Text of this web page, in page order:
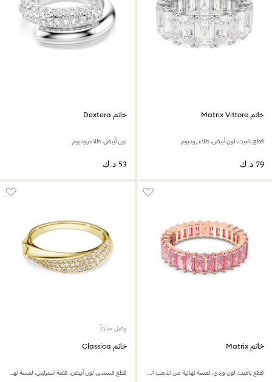
خاتم Matrix Vittore
قطع باغيت، لون أبيض، طلاء روديوم
خاتم Dextera
لون أبيض، طلاء روديوم
خاتم Matrix
قطع باغيت، لون وردي، لمسة نهائية من الذهب الوردي عيار 18 قيراط
وصل حديثاً
خاتم Classica
قطع مُستدير، لون أبيض، فضة استرليني، لمسة نهائية من الذهب عيار 18 قيراط